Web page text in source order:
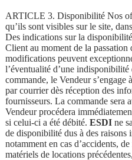
ARTICLE 3. Disponibilité Nos
qu’ils sont visibles sur le site,
Des indications sur la
Client au moment de la passation
modifications peuvent
l’éventualité d’une
commande, le Vendeur
par courrier dès réception des
fournisseurs. La commande sera
Vendeur procédera
si celui-ci a été débité. ESDIne
de disponibilité dus à des raisons
notamment en cas d’accidents,
matériels de locations